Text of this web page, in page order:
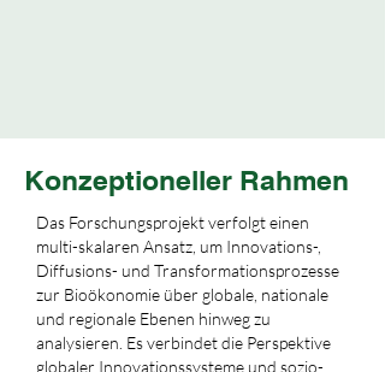
Konzeptioneller Rahmen
Das Forschungsprojekt verfolgt einen
multi-skalaren Ansatz, um Innovations-,
Diffusions- und Transformationsprozesse
zur Bioökonomie über globale, nationale
und regionale Ebenen hinweg zu
analysieren. Es verbindet die Perspektive
globaler Innovationssysteme und sozio-